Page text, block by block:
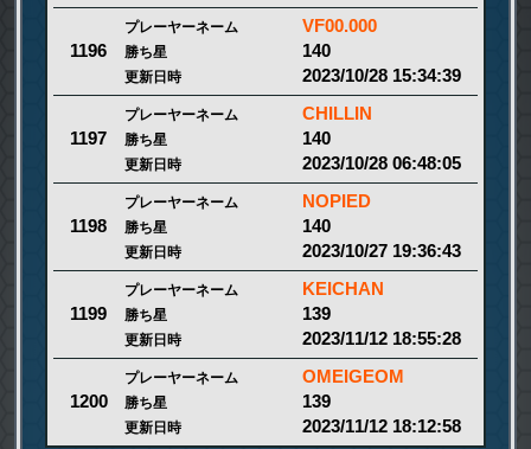
1196
プレーヤーネーム VF00.000
勝ち星 140
更新日時 2023/10/28 15:34:39
1197
プレーヤーネーム CHILLIN
勝ち星 140
更新日時 2023/10/28 06:48:05
1198
プレーヤーネーム NOPIED
勝ち星 140
更新日時 2023/10/27 19:36:43
1199
プレーヤーネーム KEICHAN
勝ち星 139
更新日時 2023/11/12 18:55:28
1200
プレーヤーネーム OMEIGEOM
勝ち星 139
更新日時 2023/11/12 18:12:58